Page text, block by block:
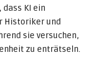
dass KI ein
Historiker und
sie versuchen,
zu enträtseln.